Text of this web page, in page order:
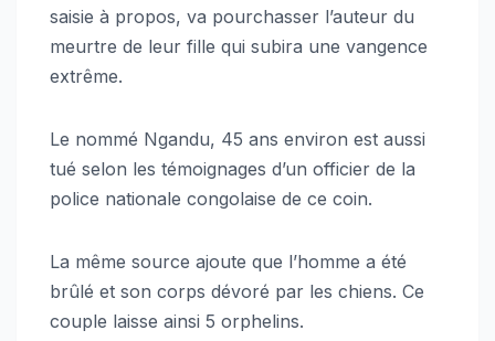
saisie à propos, va pourchasser l’auteur du
meurtre de leur fille qui subira une vangence
extrême.
Le nommé Ngandu, 45 ans environ est aussi
tué selon les témoignages d’un officier de la
police nationale congolaise de ce coin.
La même source ajoute que l’homme a été
brûlé et son corps dévoré par les chiens. Ce
couple laisse ainsi 5 orphelins.